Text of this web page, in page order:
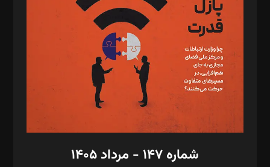
مصطفی مسجدی آرانی، ابوالفضل رجبی، زهرا فکرانه، فائزه فتحی
رستمی،مصطفی باستان
ویرایش: نگار استاد‌‌آقا
طراح یونیفرم: مجید توکلی
فیلمبرداری و عکاسی: امیر شفیعی، مانی لطفی زاده
گرافیک و صفحه‌آرایی: سید‌سبحان‌علی ثابت
مد‌یر توسعه تجاری: کامبیز برید‌
امور مالی: شاپور رهبری، محمد‌ کاظمی‌نیا
شماره ۱۴۷ - مرداد ۱۴۰۵